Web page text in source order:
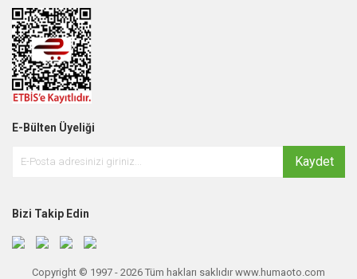
E-Bülten Üyeliği
Kaydet
Bizi Takip Edin
Copyright © 1997 - 2026 Tüm hakları saklıdır www.humaoto.com